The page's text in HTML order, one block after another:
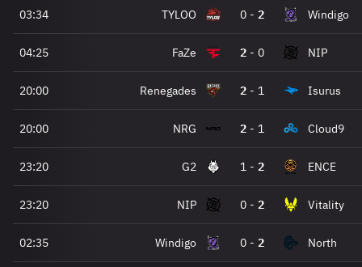
03:34 TYLOO 0 - 2 Windigo
04:25 FaZe 2 - 0 NIP
20:00 Renegades 2 - 1 Isurus
20:00 NRG 2 - 1 Cloud9
23:20 G2 1 - 2 ENCE
23:20 NIP 0 - 2 Vitality
02:35 Windigo 0 - 2 North